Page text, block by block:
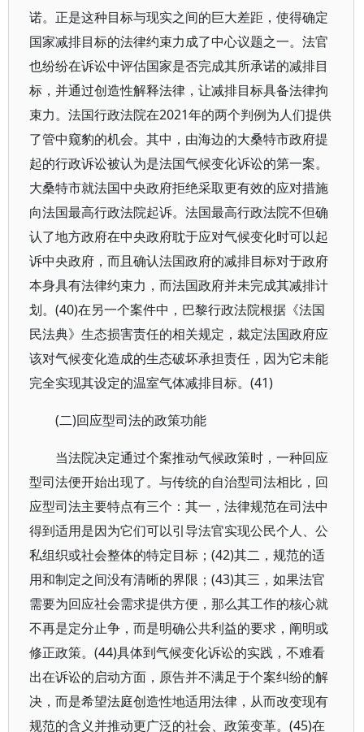
诺。正是这种目标与现实之间的巨大差距，使得确定
国家减排目标的法律约束力成了中心议题之一。法官
也纷纷在诉讼中评估国家是否完成其所承诺的减排目
标，并通过创造性解释法律，让减排目标具备法律拘
束力。法国行政法院在2021年的两个判例为人们提供
了管中窥豹的机会。其中，由海边的大桑特市政府提
起的行政诉讼被认为是法国气候变化诉讼的第一案。
大桑特市就法国中央政府拒绝采取更有效的应对措施
向法国最高行政法院起诉。法国最高行政法院不但确
认了地方政府在中央政府耽于应对气候变化时可以起
诉中央政府，而且确认法国政府的减排目标对于政府
本身具有法律约束力，而法国政府并未完成其减排计
划。(40)在另一个案件中，巴黎行政法院根据《法国
民法典》生态损害责任的相关规定，裁定法国政府应
该对气候变化造成的生态破坏承担责任，因为它未能
完全实现其设定的温室气体减排目标。(41)
(二)回应型司法的政策功能
当法院决定通过个案推动气候政策时，一种回应
型司法便开始出现了。与传统的自治型司法相比，回
应型司法主要特点有三个：其一，法律规范在司法中
得到适用是因为它们可以引导法官实现公民个人、公
私组织或社会整体的特定目标；(42)其二，规范的适
用和制定之间没有清晰的界限；(43)其三，如果法官
需要为回应社会需求提供方便，那么其工作的核心就
不再是定分止争，而是明确公共利益的要求，阐明或
修正政策。(44)具体到气候变化诉讼的实践，不难看
出在诉讼的启动方面，原告并不满足于个案纠纷的解
决，而是希望法庭创造性地适用法律，从而改变现有
规范的含义并推动更广泛的社会、政策变革。(45)在